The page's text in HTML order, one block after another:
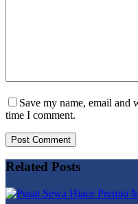
Save my name, email and
time I comment.
Post Comment
Related Posts